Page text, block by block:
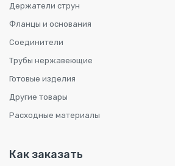
Держатели струн
Фланцы и основания
Соединители
Трубы нержавеющие
Готовые изделия
Другие товары
Расходные материалы
Как заказать